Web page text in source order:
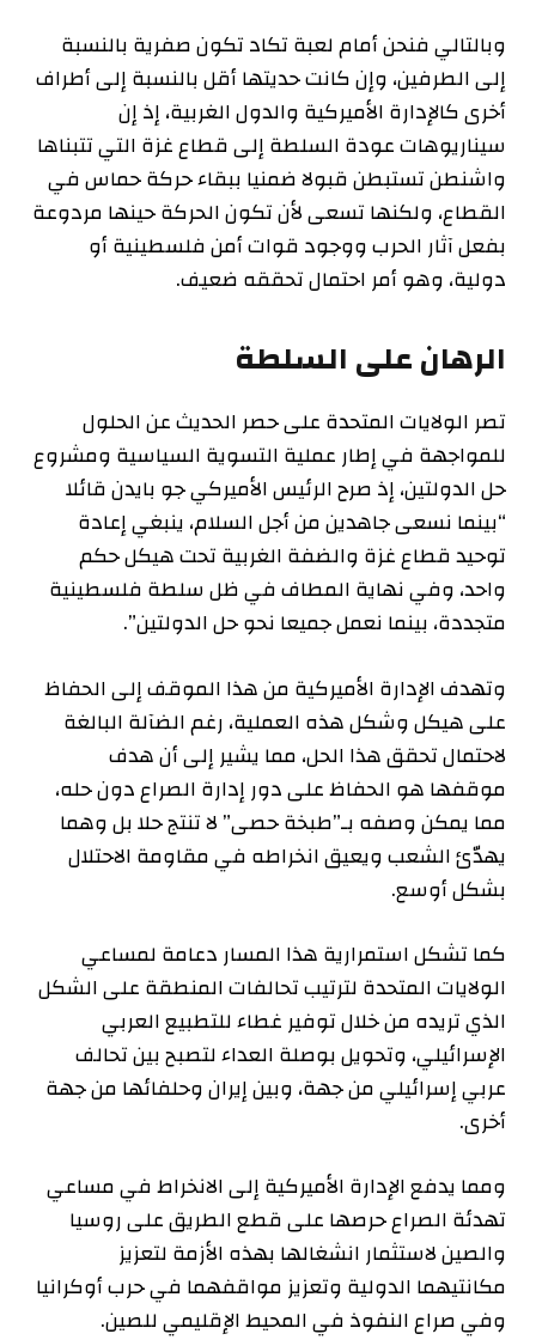
وبالتالي فنحن أمام لعبة تكاد تكون صفرية بالنسبة
إلى الطرفين، وإن كانت حديتها أقل بالنسبة إلى أطراف
أخرى كالإدارة الأميركية والدول الغربية، إذ إن
سيناريوهات عودة السلطة إلى قطاع غزة التي تتبناها
واشنطن تستبطن قبولا ضمنيا ببقاء حركة حماس في
القطاع، ولكنها تسعى لأن تكون الحركة حينها مردوعة
بفعل آثار الحرب ووجود قوات أمن فلسطينية أو
دولية، وهو أمر احتمال تحققه ضعيف.
الرهان على السلطة
تصر الولايات المتحدة على حصر الحديث عن الحلول
للمواجهة في إطار عملية التسوية السياسية ومشروع
حل الدولتين، إذ صرح الرئيس الأميركي جو بايدن قائلا
“بينما نسعى جاهدين من أجل السلام، ينبغي إعادة
توحيد قطاع غزة والضفة الغربية تحت هيكل حكم
واحد، وفي نهاية المطاف في ظل سلطة فلسطينية
متجددة، بينما نعمل جميعا نحو حل الدولتين”.
وتهدف الإدارة الأميركية من هذا الموقف إلى الحفاظ
على هيكل وشكل هذه العملية، رغم الضآلة البالغة
لاحتمال تحقق هذا الحل، مما يشير إلى أن هدف
موقفها هو الحفاظ على دور إدارة الصراع دون حله،
مما يمكن وصفه بـ”طبخة حصى” لا تنتج حلا بل وهما
يهدّئ الشعب ويعيق انخراطه في مقاومة الاحتلال
بشكل أوسع.
كما تشكل استمرارية هذا المسار دعامة لمساعي
الولايات المتحدة لترتيب تحالفات المنطقة على الشكل
الذي تريده من خلال توفير غطاء للتطبيع العربي
الإسرائيلي، وتحويل بوصلة العداء لتصبح بين تحالف
عربي إسرائيلي من جهة، وبين إيران وحلفائها من جهة
أخرى.
ومما يدفع الإدارة الأميركية إلى الانخراط في مساعي
تهدئة الصراع حرصها على قطع الطريق على روسيا
والصين لاستثمار انشغالها بهذه الأزمة لتعزيز
مكانتيهما الدولية وتعزيز مواقفهما في حرب أوكرانيا
وفي صراع النفوذ في المحيط الإقليمي للصين.